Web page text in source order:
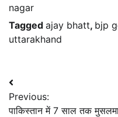
nagar
Tagged ajay bhatt, bjp
uttarakhand
Post
navigation
Previous:
पाकिस्तान में 7 साल तक